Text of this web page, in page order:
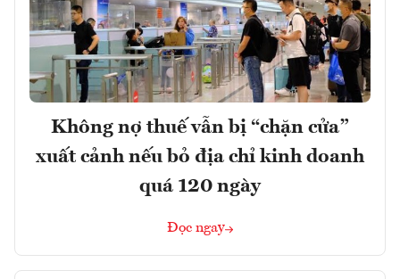
Không nợ thuế vẫn bị “chặn cửa”
xuất cảnh nếu bỏ địa chỉ kinh doanh
quá 120 ngày
Đọc ngay